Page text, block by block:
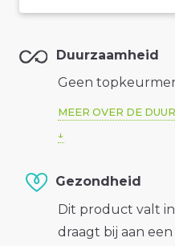
Duurzaamheid
Geen
MEER OVER DE
Gezondheid
Dit product valt
draagt bij aan een